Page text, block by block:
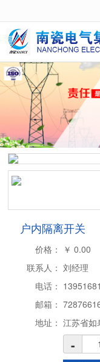
户内隔离开关
价格：
￥0.00
联系人： 刘经理
电话：
邮箱：
地址： 江苏省如
-